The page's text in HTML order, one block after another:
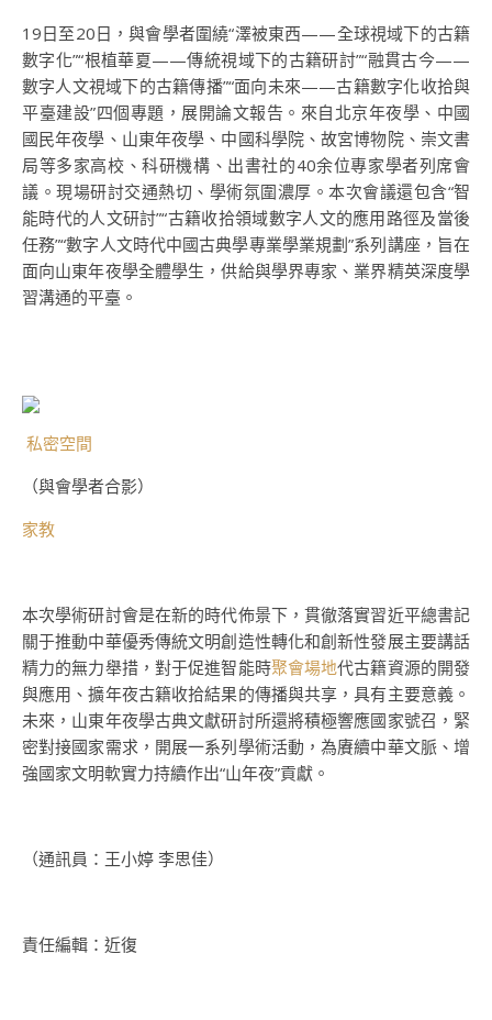
19日至20日，與會學者圍繞“澤被東西——全球視域下的古籍
數字化”“根植華夏——傳統視域下的古籍研討”“融貫古今——
數字人文視域下的古籍傳播”“面向未來——古籍數字化收拾與
平臺建設”四個專題，展開論文報告。來自北京年夜學、中國
國民年夜學、山東年夜學、中國科學院、故宮博物院、崇文書
局等多家高校、科研機構、出書社的40余位專家學者列席會
議。現場研討交通熱切、學術氛圍濃厚。本次會議還包含“智
能時代的人文研討”“古籍收拾領域數字人文的應用路徑及當後
任務”“數字人文時代中國古典學專業學業規劃”系列講座，旨在
面向山東年夜學全體學生，供給與學界專家、業界精英深度學
習溝通的平臺。
私密空間
（與會學者合影）
家教
本次學術研討會是在新的時代佈景下，貫徹落實習近平總書記
關于推動中華優秀傳統文明創造性轉化和創新性發展主要講話
精力的無力舉措，對于促進智能時聚會場地代古籍資源的開發
與應用、擴年夜古籍收拾結果的傳播與共享，具有主要意義。
未來，山東年夜學古典文獻研討所還將積極響應國家號召，緊
密對接國家需求，開展一系列學術活動，為賡續中華文脈、增
強國家文明軟實力持續作出“山年夜”貢獻。
（通訊員：王小婷 李思佳）
責任編輯：近復